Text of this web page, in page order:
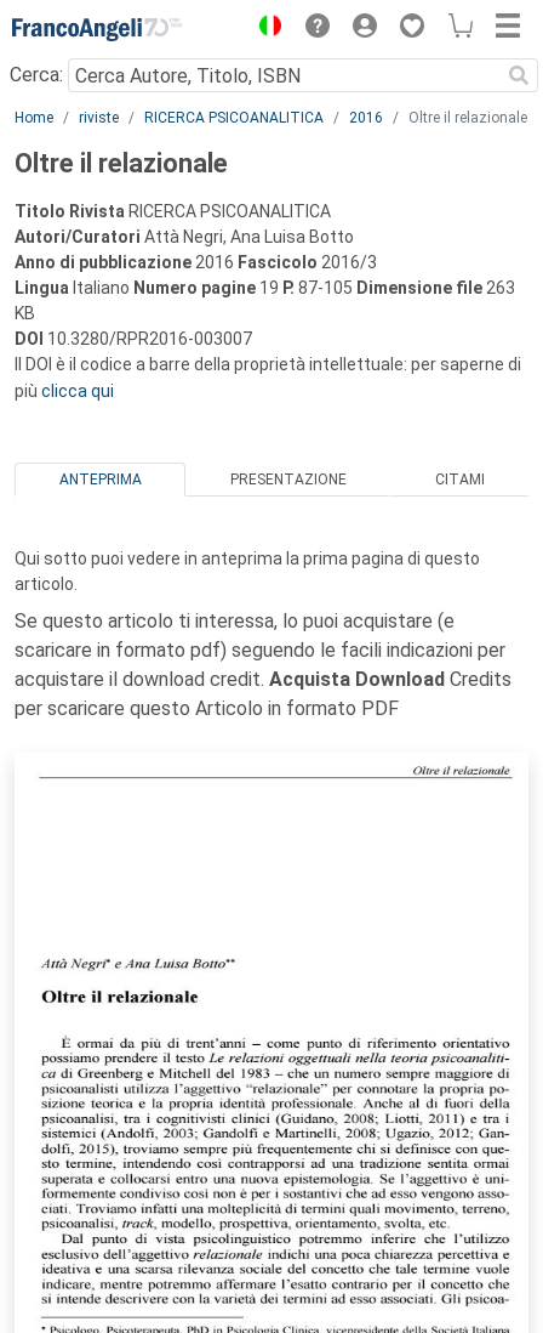
Menu
Cerca:
Main content
Home riviste RICERCA PSICOANALITICA 2016 Oltre il relazionale
Oltre il relazionale
Titolo Rivista RICERCA PSICOANALITICA
Autori/Curatori Attà Negri, Ana Luisa Botto
Anno di pubblicazione 2016 Fascicolo 2016/3
Lingua Italiano Numero pagine 19 P. 87-105 Dimensione file 263
KB
DOI 10.3280/RPR2016-003007
Il DOI è il codice a barre della proprietà intellettuale: per saperne di
più clicca qui
ANTEPRIMA PRESENTAZIONE CITAMI
Qui sotto puoi vedere in anteprima la prima pagina di questo
articolo.
Se questo articolo ti interessa, lo puoi acquistare (e
scaricare in formato pdf) seguendo le facili indicazioni per
acquistare il download credit. Acquista Download Credits
per scaricare questo Articolo in formato PDF